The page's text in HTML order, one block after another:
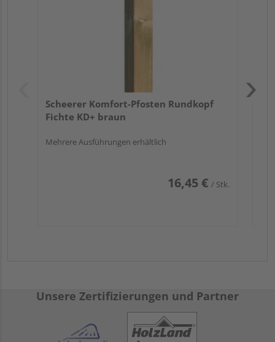
Scheerer Komfort-Pfosten Rundkopf
Fichte KD+ braun
Mehrere Ausführungen erhältlich
16,45 € / Stk.
Unsere Zertifizierungen und Partner